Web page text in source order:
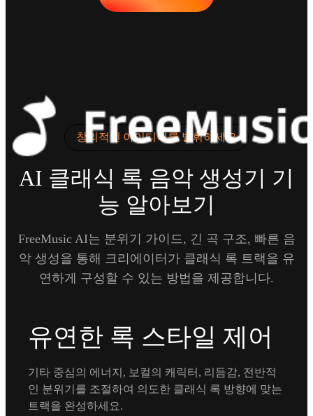
창의적인 아이디어를 발휘하세요
AI 클래식 록 음악 생성기 기
능 알아보기
FreeMusic AI는 분위기 가이드, 긴 곡 구조, 빠른 음
악 생성을 통해 크리에이터가 클래식 록 트랙을 유
연하게 구성할 수 있는 방법을 제공합니다.
유연한 록 스타일 제어
기타 중심의 에너지, 보컬의 캐릭터, 리듬감, 전반적
인 분위기를 조절하여 의도한 클래식 록 방향에 맞는
트랙을 완성하세요.